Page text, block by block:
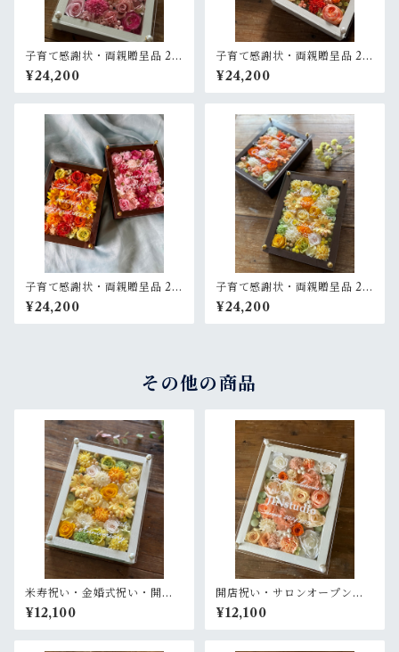
子育て感謝状・両親贈呈品 2個
セット【名入れ】プリザーブ
ドフラワーアレンジ ウッドフ
レーム〈ピンクペア〉結婚式
¥24,200
子育て感謝状・両親贈呈品 2個
セット【名入れ】プリザーブ
ドフラワーアレンジ ウッドフ
レーム 白木枠〈オレンジ＆白
¥24,200
子育て感謝状・両親贈呈品 2個
セット【名入れ】プリザーブ
ドフラワーアレンジ ウッドフ
レーム〈ピンク＆イエローオ
¥24,200
子育て感謝状・両親贈呈品 2個
セット【名入れ】プリザーブ
ドフラワーアレンジ ウッドフ
レーム 木枠〈ベージュ白オレ
¥24,200
その他の商品
米寿祝い・金婚式祝い・開店
祝い・サロンオープン祝い・
退職祝い【名入れ】プリザー
ブドフラワーアレンジ ウッド
¥12,100
開店祝い・サロンオープン祝
い・結婚記念日祝い【名入
れ】プリザーブドフラワーア
レンジ ウッドフレーム 白木枠
¥12,100